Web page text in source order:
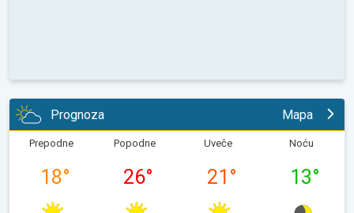
Prognoza Mapa
Prepodne
18°
Popodne
26°
Uveče
21 °
Noću
13°